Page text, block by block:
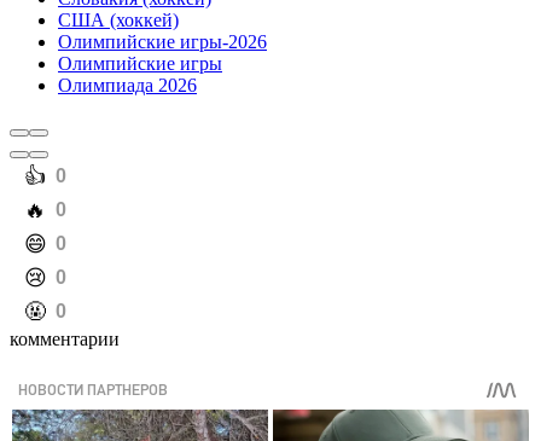
США (хоккей)
Олимпийские игры-2026
Олимпийские игры
Олимпиада 2026
️👍 0
️🔥 0
️😄 0
️😢 0
️🤬 0
комментарии